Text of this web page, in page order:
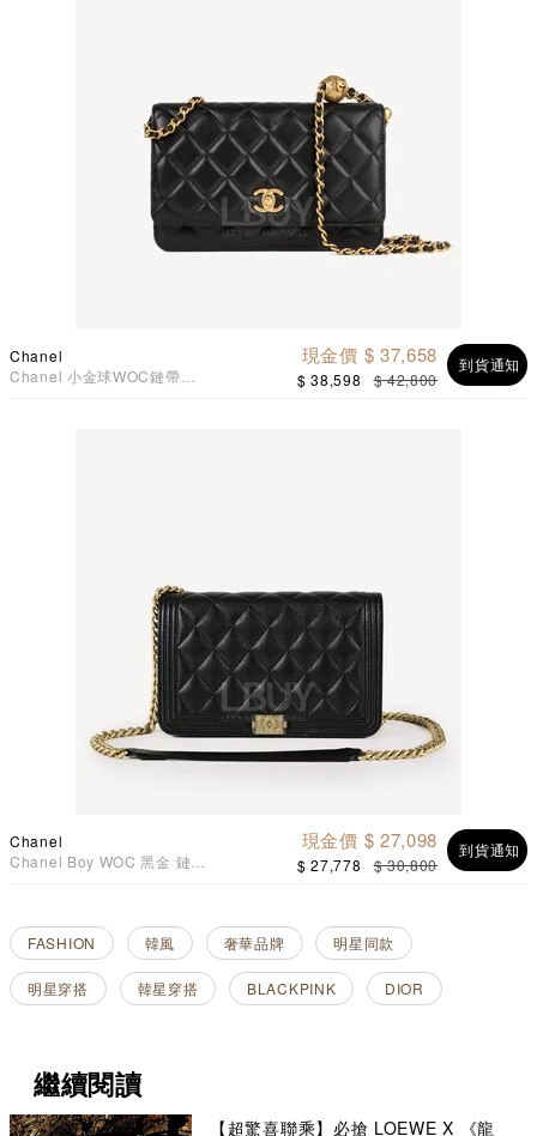
Chanel
Chanel 小金球WOC鏈帶包
到貨通知
現金價 $ 37,658
$ 38,598 $ 42,800
Chanel
Chanel Boy WOC 黑金 鏈帶
到貨通知
現金價 $ 27,098
$ 27,778 $ 30,800
FASHION 韓風 奢華品牌 明星同款
明星穿搭 韓星穿搭 BLACKPINK DIOR
繼續閱讀
【超驚喜聯乘】必搶 LOEWE X 《龍